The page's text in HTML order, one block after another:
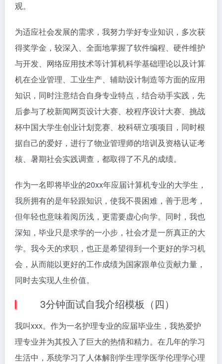
观。
为适应社会发展的需求，我努力学好专业知识，多次获
得奖学金，较深入、全面地掌握了软件编程、硬件维护
与开发、网络应用技术等计算机科学基础理论以及计算
机在企业管理、工业生产、辅助设计制造等方面的应用
知识，同时注意结合自身专业特点，结合动手实践，先
后参与了校新闻网页设计大赛、校程序设计大赛、挑战
杯中国大学生创业计划竞赛、校科研立项项目，同时根
据自己的爱好，进行了物业管理师的培训及资格认证考
核、暑期社会实践调查，都取得了不凡的成绩。
作为一名即将毕业的20xx年应届计算机专业的大学生，
我所拥有的是年轻跟知识，使我不畏困难，善于思考，
但年轻也意味着阅历浅，更需要虚心向学。同时，我也
深知，毕业只是求学的一小步，社会才是一所真正的大
学。我今天的求职，也正是希望得到一个更好的学习机
会，从而能以更好的工作成绩为国家跟单位贡献力量，
同时去实现人生价值。
3分钟面试自我介绍模板（四）
我叫xxx。作为一名护理专业的应届毕业生，我热爱护
理专业并为其投入了巨大的热情和精力。在几年的学习
生活中，系统学习了人体解剖学生理学医学伦理学心理